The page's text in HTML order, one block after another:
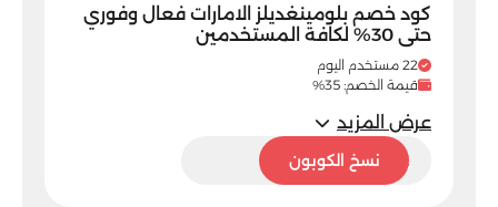
كود خصم بلومينغديلز الامارات فعال وفوري
حتى 30% لكافة المستخدمين
22 مستخدم اليوم
قيمة الخصم: 35%
عرض المزيد
BL32نسخ الكوبون